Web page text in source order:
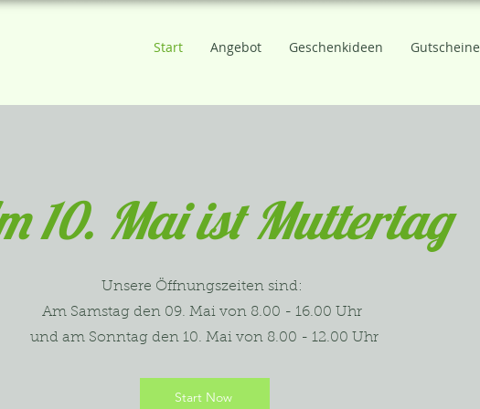
10. Mai ist Muttertag
Unsere Öffnungszeiten sind:
Am Samstag den 09. Mai von 8.00 - 16.00 Uhr
und am Sonntag den 10. Mai von 8.00 - 12.00 Uhr
Start Now
Start Angebot Geschenkideen Gutscheine